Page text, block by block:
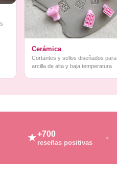
Cerámica
Cortantes y sellos diseñados para
arcilla de alta y baja temperatura
★+700
reseñas positivas